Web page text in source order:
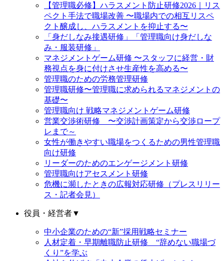
【管理職必修】ハラスメント防止研修2026｜リス
ペクト手法で職場改善 〜職場内での相互リスペ
クト醸成し、ハラスメントを抑止する〜
「身だしなみ接遇研修」「管理職向け身だしな
み・服装研修」
マネジメントゲーム研修 〜スタッフに経営・財
務視点を身に付けさせ生産性を高める〜
管理職のための労務管理研修
管理職研修〜管理職に求められるマネジメントの
基礎〜
管理職向け 戦略マネジメントゲーム研修
営業交渉術研修 〜交渉計画策定から交渉ロープ
レまで～
女性が働きやすい職場をつくるための男性管理職
向け研修
リーダーのためのエンゲージメント研修
管理職向けアセスメント研修
危機に瀕したときの広報対応研修（プレスリリー
ス・記者会見）
役員・経営者▼
中小企業のための“新”採用戦略セミナー
人材定着・早期離職防止研修 “辞めない職場づ
くり”を学ぶ